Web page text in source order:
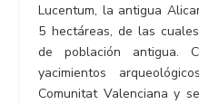
Lucentum, la antigua
5 hectáreas, de las
de población antigua.
yacimientos
Comunitat Valenciana y